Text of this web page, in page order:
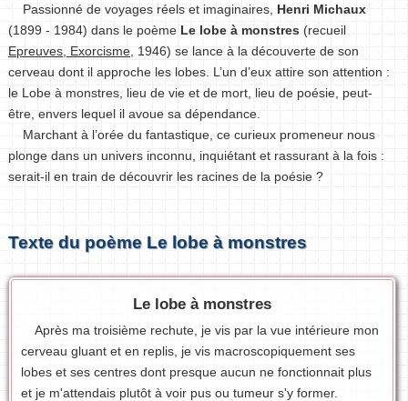
Passionné de voyages réels et imaginaires, Henri Michaux
(1899 - 1984) dans le poème Le lobe à monstres (recueil
Epreuves, Exorcisme , 1946) se lance à la découverte de son
cerveau dont il approche les lobes. L’un d’eux attire son attention :
le Lobe à monstres, lieu de vie et de mort, lieu de poésie, peut-
être, envers lequel il avoue sa dépendance.
Marchant à l’orée du fantastique, ce curieux promeneur nous
plonge dans un univers inconnu, inquiétant et rassurant à la fois :
serait-il en train de découvrir les racines de la poésie ?
Texte du poème Le lobe à monstres
Le lobe à monstres
Après ma troisième rechute, je vis par la vue intérieure mon
cerveau gluant et en replis, je vis macroscopiquement ses
lobes et ses centres dont presque aucun ne fonctionnait plus
et je m'attendais plutôt à voir pus ou tumeur s'y former.